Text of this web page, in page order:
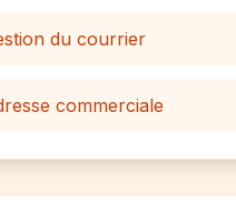
du courrier
commerciale